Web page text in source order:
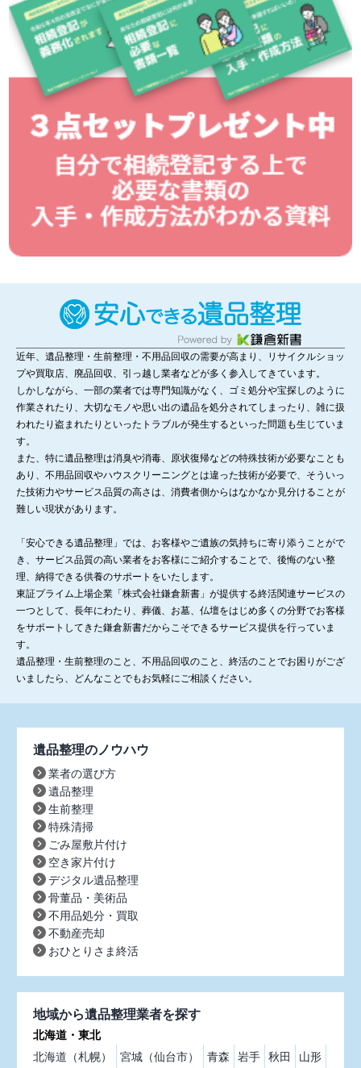
近年、遺品整理・生前整理・不用品回収の需要が高まり、リサイクルショッ
プや買取店、廃品回収、引っ越し業者などが多く参入してきています。
しかしながら、一部の業者では専門知識がなく、ゴミ処分や宝探しのように
作業されたり、大切なモノや思い出の遺品を処分されてしまったり、雑に扱
われたり盗まれたりといったトラブルが発生するといった問題も生じていま
す。
また、特に遺品整理は消臭や消毒、原状復帰などの特殊技術が必要なことも
あり、不用品回収やハウスクリーニングとは違った技術が必要で、そういっ
た技術力やサービス品質の高さは、消費者側からはなかなか見分けることが
難しい現状があります。
「安心できる遺品整理」では、お客様やご遺族の気持ちに寄り添うことがで
き、サービス品質の高い業者をお客様にご紹介することで、後悔のない整
理、納得できる供養のサポートをいたします。
東証プライム上場企業「株式会社鎌倉新書」が提供する終活関連サービスの
一つとして、長年にわたり、葬儀、お墓、仏壇をはじめ多くの分野でお客様
をサポートしてきた鎌倉新書だからこそできるサービス提供を行っていま
す。
遺品整理・生前整理のこと、不用品回収のこと、終活のことでお困りがござ
いましたら、どんなことでもお気軽にご相談ください。
遺品整理のノウハウ
業者の選び方
遺品整理
生前整理
特殊清掃
ごみ屋敷片付け
空き家片付け
デジタル遺品整理
骨董品・美術品
不用品処分・買取
不動産売却
おひとりさま終活
地域から遺品整理業者を探す
北海道・東北
北海道（札幌）
宮城（仙台市） 青森 岩手 秋田
山形